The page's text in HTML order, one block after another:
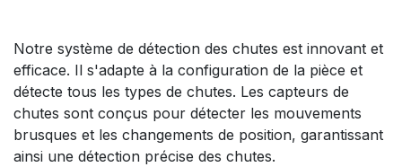
Notre système de détection des chutes est innovant et
efficace. Il s'adapte à la configuration de la pièce et
détecte tous les types de chutes. Les capteurs de
chutes sont conçus pour détecter les mouvements
brusques et les changements de position, garantissant
ainsi une détection précise des chutes.